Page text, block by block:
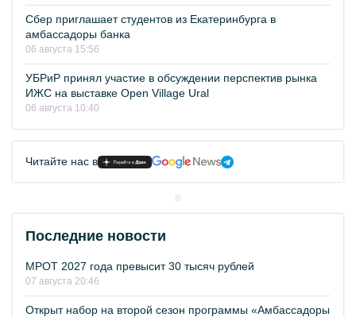
Сбер приглашает студентов из Екатеринбурга в
амбассадоры банка
06 августа 15:56
УБРиР принял участие в обсуждении перспектив рынка
ИЖС на выставке Open Village Ural
06 августа 10:40
Читайте нас в
Последние новости
МРОТ 2027 года превысит 30 тысяч рублей
07 августа 20:46
Открыт набор на второй сезон программы «Амбассадоры